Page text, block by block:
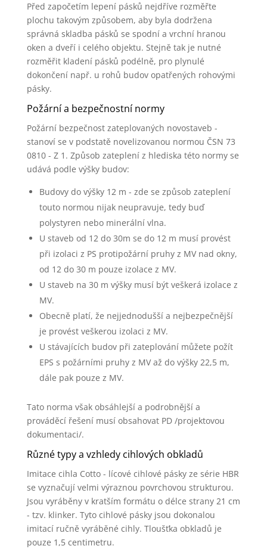
Před započetím lepení pásků nejdříve rozměřte
plochu takovým způsobem, aby byla dodržena
správná skladba pásků se spodní a vrchní hranou
oken a dveří i celého objektu. Stejně tak je nutné
rozměřit kladení pásků podélně, pro plynulé
dokončení např. u rohů budov opatřených rohovými
pásky.
Požární a bezpečnostní normy
Požární bezpečnost zateplovaných novostaveb -
stanoví se v podstatě novelizovanou normou ČSN 73
0810 - Z 1. Způsob zateplení z hlediska této normy se
udává podle výšky budov:
Budovy do výšky 12 m - zde se způsob zateplení
touto normou nijak neupravuje, tedy buď
polystyren nebo minerální vlna.
U staveb od 12 do 30m se do 12 m musí provést
při izolaci z PS protipožární pruhy z MV nad okny,
od 12 do 30 m pouze izolace z MV.
U staveb na 30 m výšky musí být veškerá izolace z
MV.
Obecně platí, že nejjednodušší a nejbezpečnější
je provést veškerou izolaci z MV.
U stávajících budov při zateplování můžete požít
EPS s požárními pruhy z MV až do výšky 22,5 m,
dále pak pouze z MV.
Tato norma však obsáhlejší a podrobnější a
prováděcí řešení musí obsahovat PD /projektovou
dokumentaci/.
Různé typy a vzhledy cihlových obkladů
Imitace cihla Cotto - lícové cihlové pásky ze série HBR
se vyznačují velmi výraznou povrchovou strukturou.
Jsou vyráběny v kratším formátu o délce strany 21 cm
- tzv. klinker. Tyto cihlové pásky jsou dokonalou
imitací ručně vyráběné cihly. Tloušťka obkladů je
pouze 1,5 centimetru.